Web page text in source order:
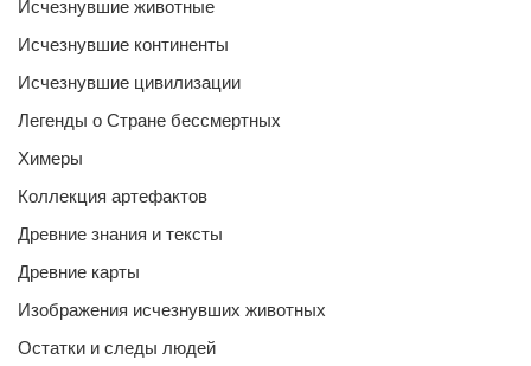
Исчезнувшие животные
Исчезнувшие континенты
Исчезнувшие цивилизации
Легенды о Стране бессмертных
Химеры
Коллекция артефактов
Древние знания и тексты
Древние карты
Изображения исчезнувших животных
Остатки и следы людей